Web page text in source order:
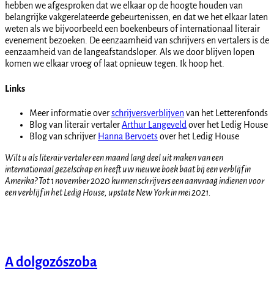
hebben we afgesproken dat we elkaar op de hoogte houden van
belangrijke vakgerelateerde gebeurtenissen, en dat we het elkaar laten
weten als we bijvoorbeeld een boekenbeurs of internationaal literair
evenement bezoeken. De eenzaamheid van schrijvers en vertalers is de
eenzaamheid van de langeafstandsloper. Als we door blijven lopen
komen we elkaar vroeg of laat opnieuw tegen. Ik hoop het.
Links
Meer informatie overschrijversverblijven van het Letterenfonds
Blog van literair vertalerArthur Langeveld over het Ledig House
Blog van schrijver Hanna Bervoetsover het Ledig House
Wilt u als literair vertaler een maand lang deel uit maken van een
internationaal gezelschap en heeft uw nieuwe boek baat bij een verblijf in
Amerika? Tot 1 november 2020 kunnen schrijvers een aanvraag indienen voor
een verblijf in het Ledig House, upstate New York in mei 2021.
A dolgozószoba